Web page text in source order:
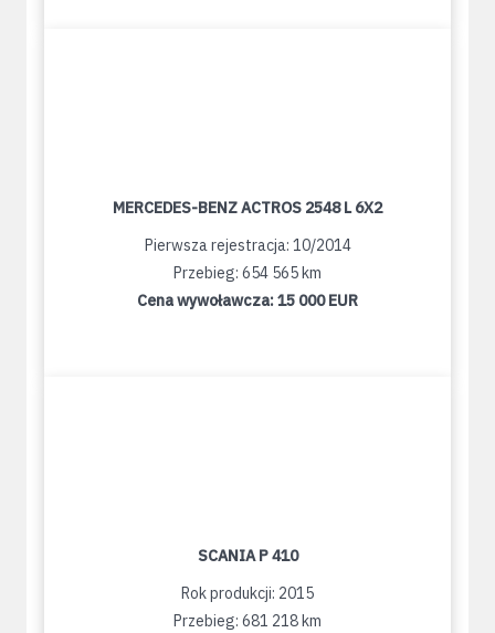
MERCEDES-BENZ ACTROS 2548 L 6X2
Pierwsza rejestracja: 10/2014
Przebieg: 654 565 km
Cena wywoławcza:15 000 EUR
SCANIA P 410
Rok produkcji: 2015
Przebieg: 681 218 km